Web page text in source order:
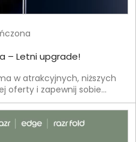
– Letni upgrade!
w atrakcyjnych, niższych
oferty i zapewnij sobie
korzystnych warunkach.